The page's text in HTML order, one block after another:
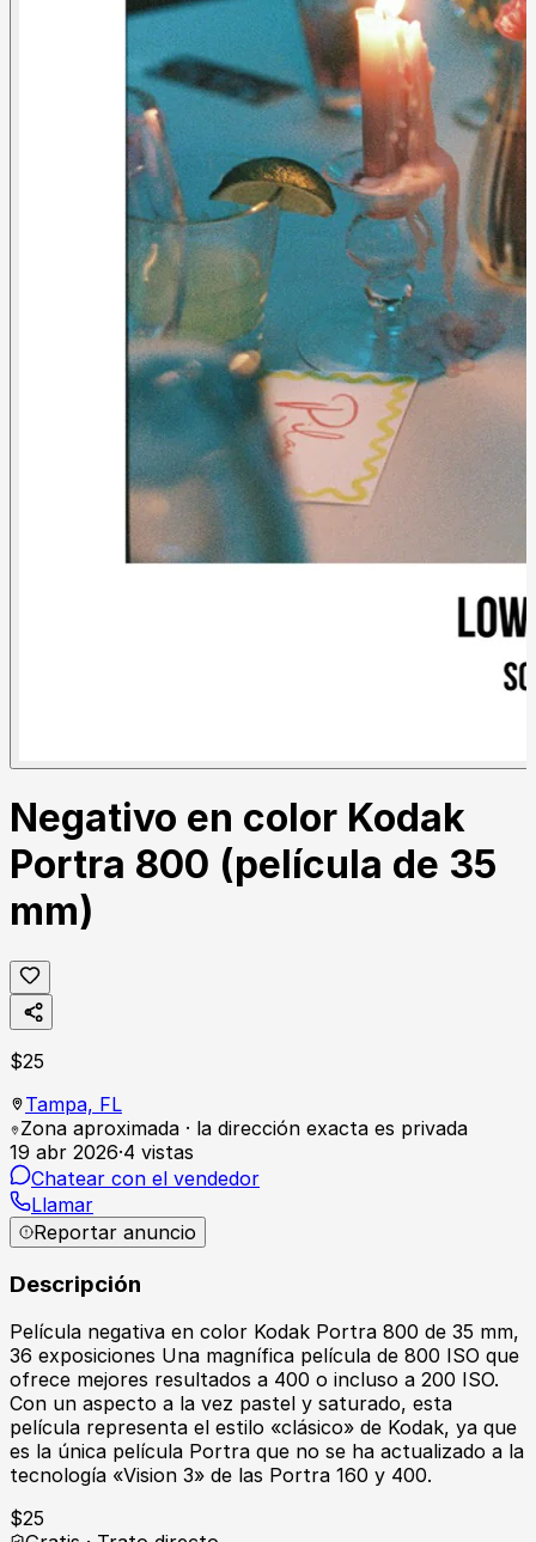
Negativo en color Kodak
Portra 800 (película de 35
mm)
$25
Tampa, FL
Zona aproximada · la dirección exacta es privada
19 abr 2026·4 vistas
Chatear con el vendedor
Llamar
Reportar anuncio
Descripción
Película negativa en color Kodak Portra 800 de 35 mm,
36 exposiciones Una magnífica película de 800 ISO que
ofrece mejores resultados a 400 o incluso a 200 ISO.
Con un aspecto a la vez pastel y saturado, esta
película representa el estilo «clásico» de Kodak, ya que
es la única película Portra que no se ha actualizado a la
tecnología «Vision 3» de las Portra 160 y 400.
$25